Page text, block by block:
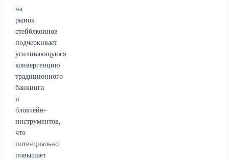
на
рынок
стейблкоинов
подчеркивает
усиливающуюся
конвергенцию
традиционного
банкинга
и
блокчейн-
инструментов,
что
потенциально
повышает